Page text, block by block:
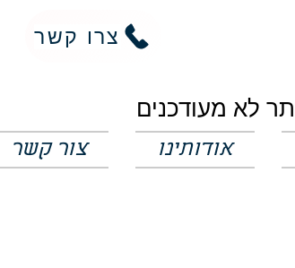
צרו קשר
אודותינו צור קשר